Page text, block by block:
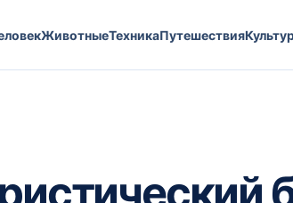
ЖивотныеТехникаПутешествия